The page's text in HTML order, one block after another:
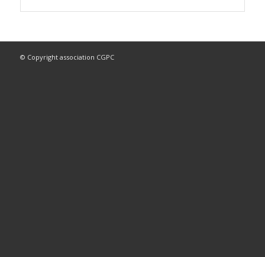
© Copyright association CGPC